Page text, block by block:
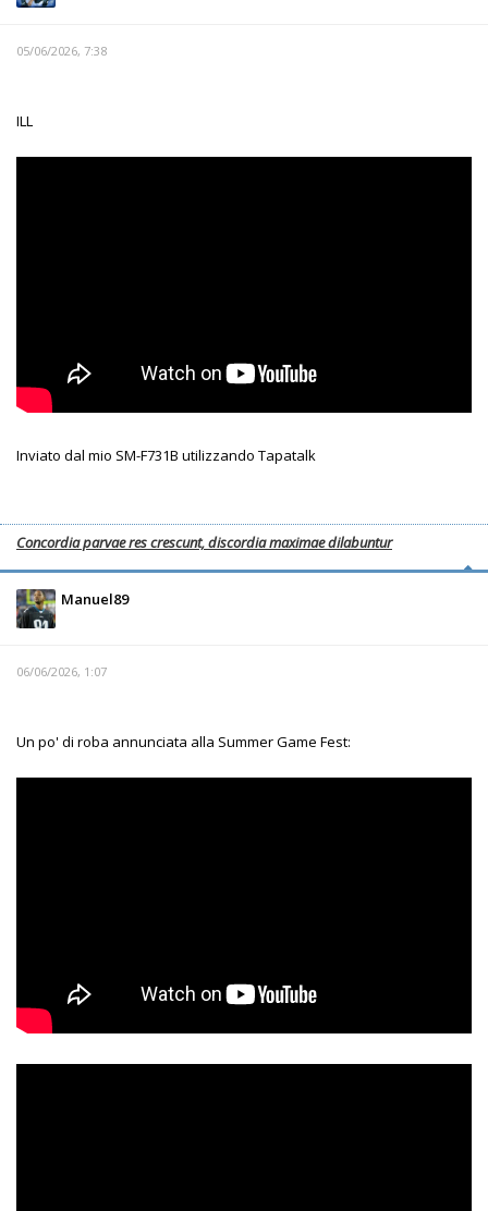
05/06/2026, 7:38
ILL
Inviato dal mio SM-F731B utilizzando Tapatalk
Concordia parvae res crescunt, discordia maximae dilabuntur
Manuel89
06/06/2026, 1:07
Un po' di roba annunciata alla Summer Game Fest: